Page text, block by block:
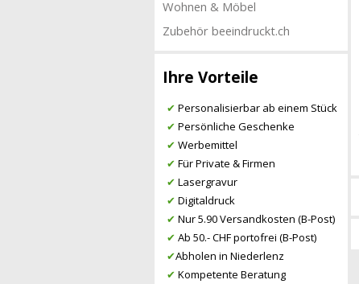
Wohnen & Möbel
Zubehör beeindruckt.ch
Ihre Vorteile
✔ Personalisierbar ab einem Stück
✔ Persönliche Geschenke
✔ Werbemittel
✔ Für Private & Firmen
✔ Lasergravur
✔ Digitaldruck
✔ Nur 5.90 Versandkosten (B-Post)
✔ Ab 50.- CHF portofrei (B-Post)
✔Abholen in Niederlenz
✔ Kompetente Beratung